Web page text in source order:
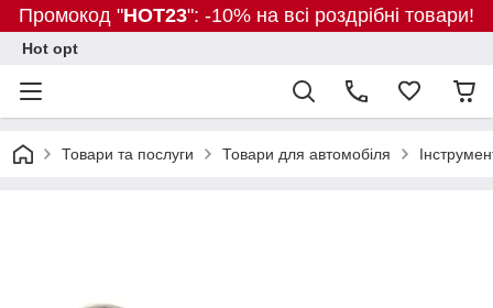
Промокод "HOT23": -10% на всі роздрібні товари!
Hot opt
Товари та послуги Товари для автомобіля